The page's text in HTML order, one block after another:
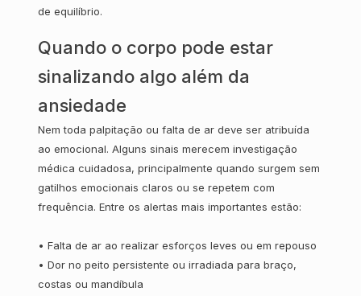
de equilíbrio.
Quando o corpo pode estar
sinalizando algo além da
ansiedade
Nem toda palpitação ou falta de ar deve ser atribuída
ao emocional. Alguns sinais merecem investigação
médica cuidadosa, principalmente quando surgem sem
gatilhos emocionais claros ou se repetem com
frequência. Entre os alertas mais importantes estão:
• Falta de ar ao realizar esforços leves ou em repouso
• Dor no peito persistente ou irradiada para braço,
costas ou mandíbula